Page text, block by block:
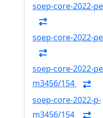
soep-core-2022-
soep-core-2022-
soep-core-2022-
m3456/154
soep-core-2022-p-
m3456/154